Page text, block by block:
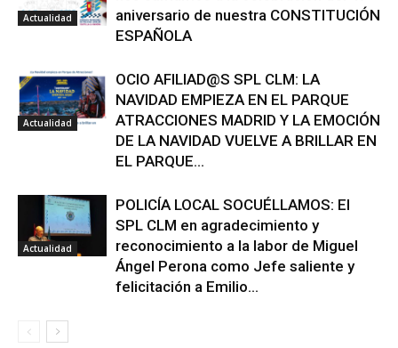
Actualidad
aniversario de nuestra CONSTITUCIÓN
ESPAÑOLA
Actualidad
OCIO AFILIAD@S SPL CLM: LA
NAVIDAD EMPIEZA EN EL PARQUE
ATRACCIONES MADRID Y LA EMOCIÓN
DE LA NAVIDAD VUELVE A BRILLAR EN
EL PARQUE...
Actualidad
POLICÍA LOCAL SOCUÉLLAMOS: El
SPL CLM en agradecimiento y
reconocimiento a la labor de Miguel
Ángel Perona como Jefe saliente y
felicitación a Emilio...